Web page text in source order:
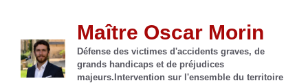
contenu
Maître Oscar Morin
Défense des victimes d'accidents graves, de
grands handicaps et de préjudices
majeurs.Intervention sur l'ensemble du territoire